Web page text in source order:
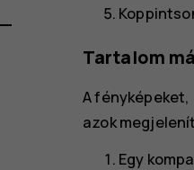
Tartalom
A
azok
Egy